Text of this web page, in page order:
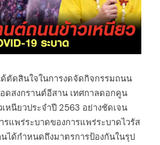
ตัดสินใจในการงดจัดกิจกรรมถนน
ดสงกรานต์อีสาน เทศกาลดอกคูน
หนียวประจำปี 2563 อย่างชัดเจน
แพร่ระบาดของการแพร่ระบาดไวรัส
ได้กำหนดถึงมาตรการป้องกันในรุป